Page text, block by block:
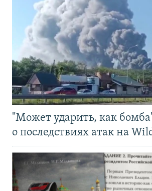
"Может ударить, как
о последствиях атак на